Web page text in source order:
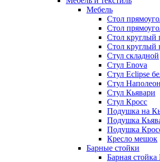
Мебель
Стол
Стол
Стол круглый
Стол круглый
Стул складной
Стул Enova
Стул Eclipse
Стул Наполеон
Стул Кьявари
Стул Кросс
Подушка на
Подушка
Подушка
Кресло мешок
Барные стойки
Барная стойка